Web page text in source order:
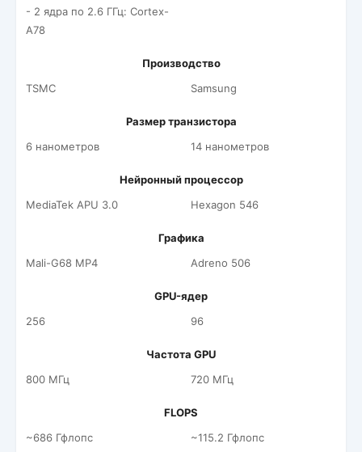
- 2 ядра по 2.6 ГГц: Cortex-
A78
Производство
TSMC
Samsung
Размер транзистора
6 нанометров
14 нанометров
Нейронный процессор
MediaTek APU 3.0
Hexagon 546
Графика
Mali-G68 MP4
Adreno 506
GPU-ядер
256
96
Частота GPU
800 МГц
720 МГц
FLOPS
~686 Гфлопс
~115.2 Гфлопс